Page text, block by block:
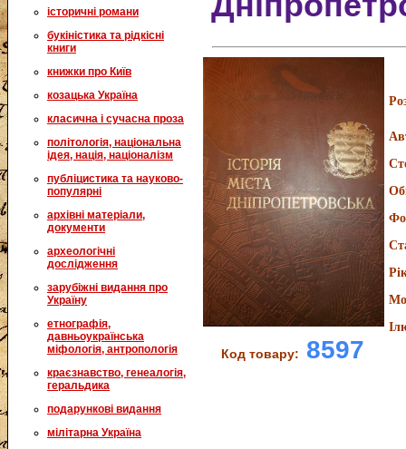
історичні романи
букіністика та рідкісні
книги
книжки про Київ
козацька Україна
класична і сучасна проза
політологія, національна
ідея, нація, націоналізм
публіцистика та науково-
популярні
архівні матеріали,
документи
археологічні
дослідження
зарубіжні видання про
Україну
етнографія,
давньоукраїнська
міфологія, антропологія
краєзнавство, генеалогія,
геральдика
подарункові видання
мілітарна Україна
Код товару: 8597